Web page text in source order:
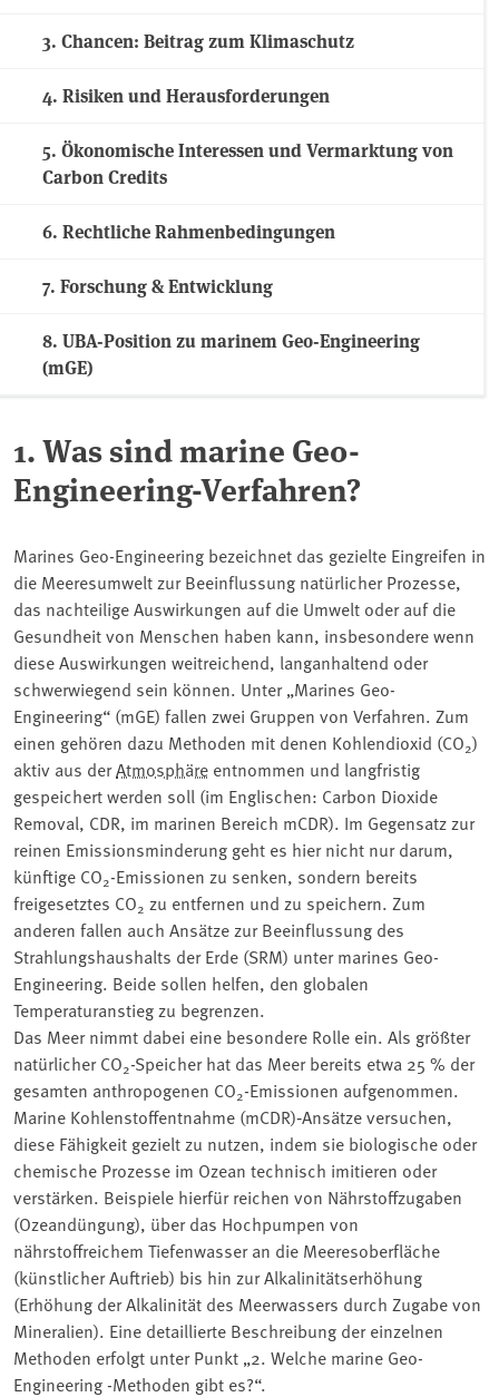
3. Chancen: Beitrag zum Klimaschutz
4. Risiken und Herausforderungen
5. Ökonomische Interessen und Vermarktung von
Carbon Credits
6. Rechtliche Rahmenbedingungen
7. Forschung & Entwicklung
8. UBA-Position zu marinem Geo-Engineering
(mGE)
1. Was sind marine Geo-
Engineering-Verfahren?
Marines Geo-Engineering bezeichnet das gezielte Eingreifen in
die Meeresumwelt zur Beeinflussung natürlicher Prozesse,
das nachteilige Auswirkungen auf die Umwelt oder auf die
Gesundheit von Menschen haben kann, insbesondere wenn
diese Auswirkungen weitreichend, langanhaltend oder
schwerwiegend sein können. Unter „Marines Geo-
Engineering“ (mGE) fallen zwei Gruppen von Verfahren. Zum
einen gehören dazu Methoden mit denen Kohlendioxid (CO2)
aktiv aus derAtmosphäre entnommen und langfristig
gespeichert werden soll (im Englischen: Carbon Dioxide
Removal, CDR, im marinen Bereich mCDR). Im Gegensatz zur
reinen Emissionsminderung geht es hier nicht nur darum,
künftige CO2-Emissionen zu senken, sondern bereits
freigesetztes CO2 zu entfernen und zu speichern. Zum
anderen fallen auch Ansätze zur Beeinflussung des
Strahlungshaushalts der Erde (SRM) unter marines Geo-
Engineering. Beide sollen helfen, den globalen
Temperaturanstieg zu begrenzen.
Das Meer nimmt dabei eine besondere Rolle ein. Als größter
natürlicher CO2-Speicher hat das Meer bereits etwa 25 % der
gesamten anthropogenen CO2-Emissionen aufgenommen.
Marine Kohlenstoffentnahme (mCDR)‑Ansätze versuchen,
diese Fähigkeit gezielt zu nutzen, indem sie biologische oder
chemische Prozesse im Ozean technisch imitieren oder
verstärken. Beispiele hierfür reichen von Nährstoffzugaben
(Ozeandüngung), über das Hochpumpen von
nährstoffreichem Tiefenwasser an die Meeresoberfläche
(künstlicher Auftrieb) bis hin zur Alkalinitätserhöhung
(Erhöhung der Alkalinität des Meerwassers durch Zugabe von
Mineralien). Eine detaillierte Beschreibung der einzelnen
Methoden erfolgt unter Punkt „2. Welche marine Geo-
Engineering -Methoden gibt es?“.